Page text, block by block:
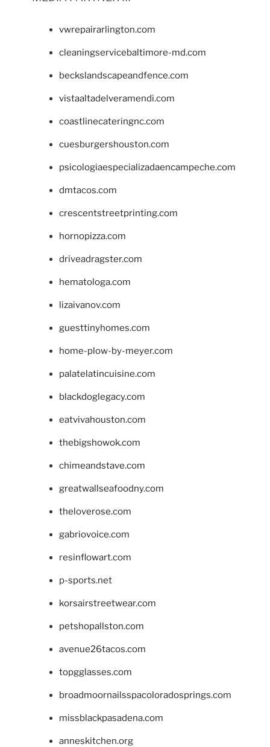
vwrepairarlington.com
cleaningservicebaltimore-md.com
beckslandscapeandfence.com
vistaaltadelveramendi.com
coastlinecateringnc.com
cuesburgershouston.com
psicologiaespecializadaencampeche.com
dmtacos.com
crescentstreetprinting.com
hornopizza.com
driveadragster.com
hematologa.com
lizaivanov.com
guesttinyhomes.com
home-plow-by-meyer.com
palatelatincuisine.com
blackdoglegacy.com
eatvivahouston.com
thebigshowok.com
chimeandstave.com
greatwallseafoodny.com
theloverose.com
gabriovoice.com
resinflowart.com
p-sports.net
korsairstreetwear.com
petshopallston.com
avenue26tacos.com
topgglasses.com
broadmoornailsspacoloradosprings.com
missblackpasadena.com
anneskitchen.org